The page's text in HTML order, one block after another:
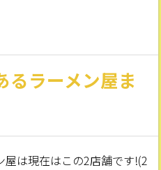
るラーメン屋ま
屋は現在はこの2店舗です!(2